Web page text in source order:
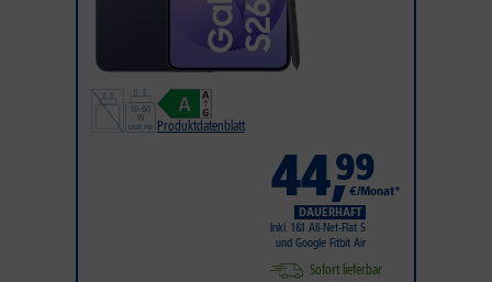
Produktdatenblatt
44,99
€/Monat*
DAUERHAFT
Inkl. 1&1 All-Net-Flat S
und Google Fitbit Air
Sofort lieferbar